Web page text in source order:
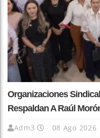
Organizaciones
Respaldan A Raúl
Adm3 08 Ago 2026